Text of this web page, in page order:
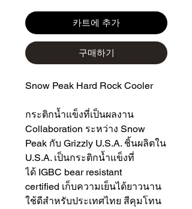
카트에 추가
구매하기
Snow Peak Hard Rock Cooler
กระติกน้ำแข็งที่เป็นผลงาน
Collaboration ระหว่าง Snow
Peak กับ Grizzly U.S.A. ชิ้นผลิตใน
U.S.A. เป็นกระติกน้ำแข็งที่
ได้ IGBC bear resistant
certified เก็บความเย็นได้ยาวนาน
ใช้ดีสำหรับประเทศไทย สีคุมโทน